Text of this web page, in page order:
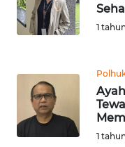
1
1
WN
WN
SUMEDANG